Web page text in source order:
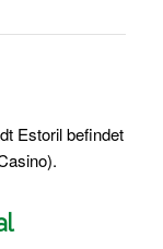
Estoril befindet